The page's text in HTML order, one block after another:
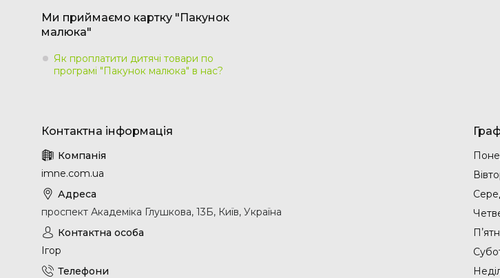
Ми приймаємо картку "Пакунок
малюка"
Як проплатити дитячі товари по
програмі "Пакунок малюка" в нас?
imne.com.ua
проспект Академіка Глушкова, 13Б, Київ, Україна
Ігор